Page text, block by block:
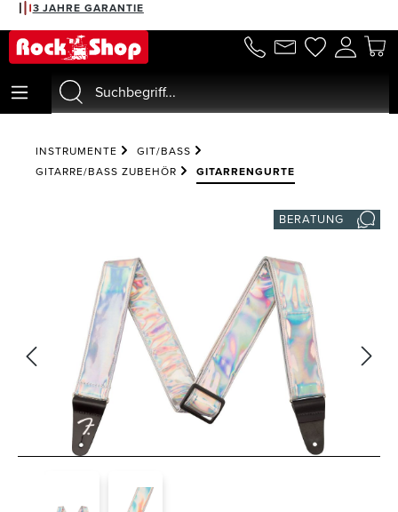
springen
3 JAHRE GARANTIE
INSTRUMENTE
GIT/BASS
GITARRE/BASS ZUBEHÖR
GITARRENGURTE
BERATUNG